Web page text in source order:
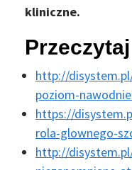
kliniczne.
http://
poziom-
https://
rola-glownego-
http://